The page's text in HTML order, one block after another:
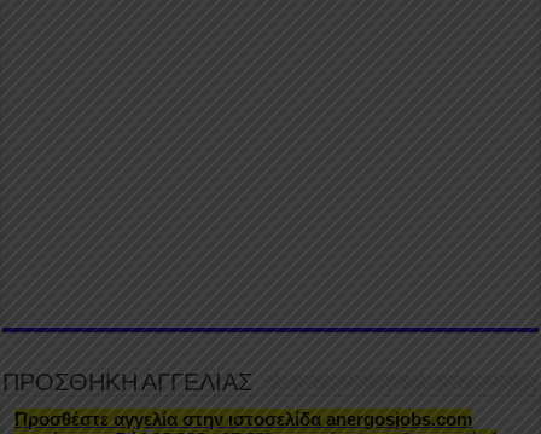
ΠΡΟΣΘΗΚΗ ΑΓΓΕΛΙΑΣ
Προσθέστε αγγελία στην ιστοσελίδα anergosjobs.com